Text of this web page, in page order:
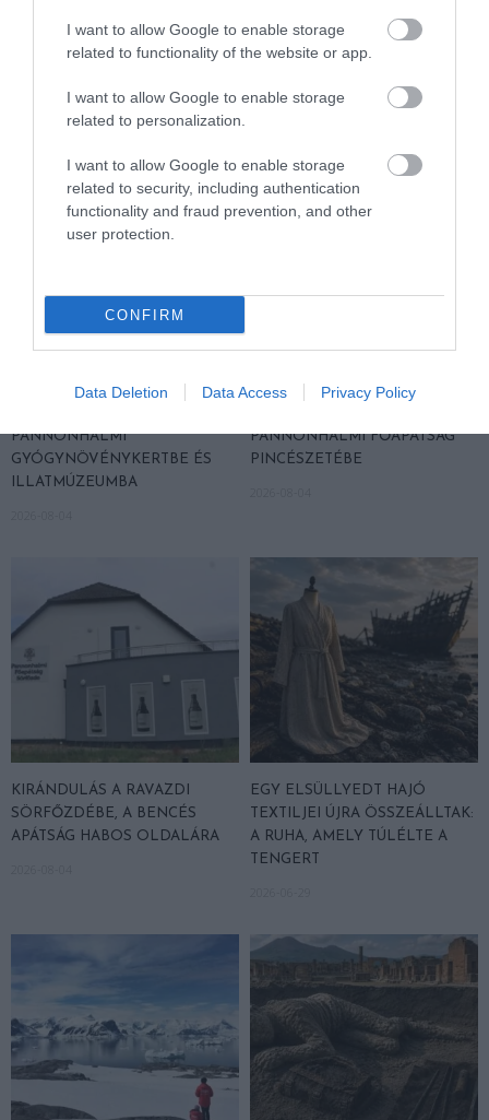
I want to allow Google to enable storage
related to functionality of the website or app.
I want to allow Google to enable storage
related to personalization.
I want to allow Google to enable storage
related to security, including authentication
functionality and fraud prevention, and other
user protection.
CONFIRM
Data Deletion Data Access Privacy Policy
KIRÁNDULÁS A
PANNONHALMI
2026-08-04
KIRÁNDULÁS PANNONHALMA
KÖRNYÉKÉN: TERMÉSZET,
TALÁLKOZÁSA
PANNONHALMI
GYÓGYNÖVÉNYKERTBE ÉS
ILLATMÚZEUMBA
PANNONHALMI FŐAPÁTSÁG
PINCÉSZETÉBE
KIRÁNDULÁS A RAVAZDI
SÖRFŐZDÉBE, A BENCÉS
APÁTSÁG HABOS OLDALÁRA
EGY ELSÜLLYEDT HAJÓ
TEXTILJEI ÚJRA ÖSSZEÁLLTAK:
A RUHA, AMELY TÚLÉLTE A
TENGERT